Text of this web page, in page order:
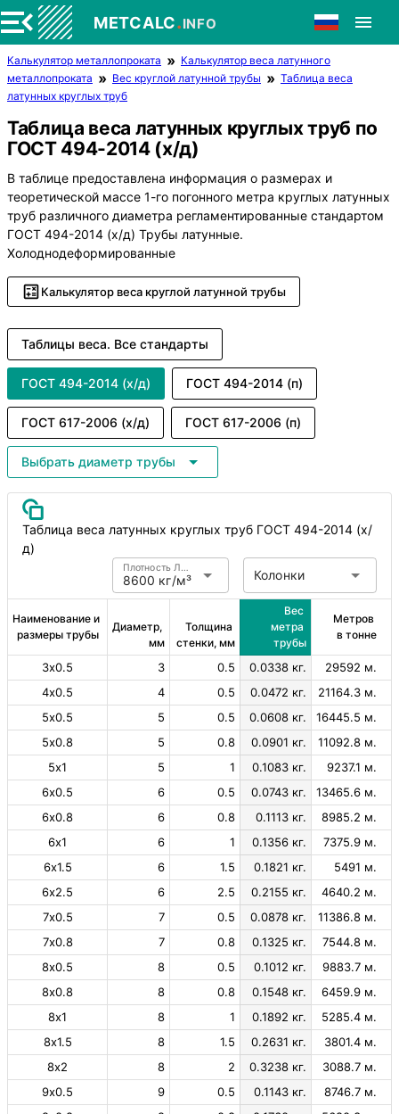
METCALC.INFO
Калькулятор металлопроката
Калькулятор веса латунного
металлопроката
Вес круглой латунной трубы
Таблица веса
латунных круглых труб
Таблица веса латунных круглых труб по
ГОСТ 494-2014 (х/д)
В таблице предоставлена информация о размерах и
теоретической массе 1-го погонного метра круглых латунных
труб различного диаметра регламентированные стандартом
ГОСТ 494-2014 (х/д) Трубы латунные.
Холоднодеформированные
Калькулятор веса круглой латунной трубы
Таблицы веса. Все стандарты
ГОСТ 494-2014 (х/д) ГОСТ 494-2014 (п)
ГОСТ 617-2006 (х/д) ГОСТ 617-2006 (п)
Выбрать диаметр трубы
Таблица веса латунных круглых труб ГОСТ 494-2014 (х/
д)
8600 кг/м³
Плотность Латунь Колонки
Наименование и
размеры трубы
Диаметр,
мм
Толщина
стенки, мм
Вес
метра
трубы
Метров
в тонне
3х0.5 3 0.5 0.0338 кг.
29592 м.
4х0.5
4 0.5 0.0472 кг.
21164.3 м.
5х0.5
5 0.5 0.0608 кг.
16445.5 м.
5х0.8
5 0.8 0.0901 кг.
11092.8 м.
5х1
5 1 0.1083 кг.
9237.1 м.
6х0.5
6 0.5 0.0743 кг.
13465.6 м.
6х0.8
6 0.8 0.1113 кг.
8985.2 м.
6х1
6 1 0.1356 кг.
7375.9 м.
6х1.5
6 1.5 0.1821 кг.
5491 м.
6х2.5
6 2.5 0.2155 кг.
4640.2 м.
7х0.5
7 0.5 0.0878 кг.
11386.8 м.
7х0.8
7 0.8 0.1325 кг.
7544.8 м.
8х0.5
8 0.5 0.1012 кг.
9883.7 м.
8х0.8
8 0.8 0.1548 кг.
6459.9 м.
8х1
8 1 0.1892 кг.
5285.4 м.
8х1.5
8 1.5 0.2631 кг.
3801.4 м.
8х2
8 2 0.3238 кг.
3088.7 м.
9х0.5
9 0.5 0.1143 кг.
8746.7 м.